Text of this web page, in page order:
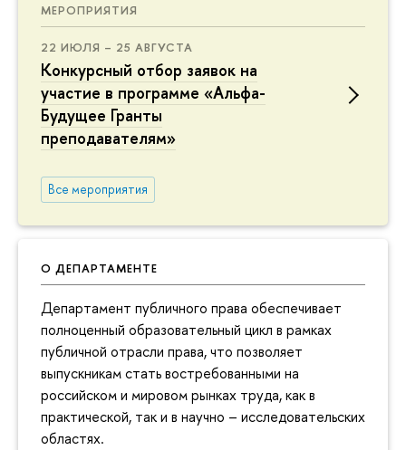
МЕРОПРИЯТИЯ
22 ИЮЛЯ – 25 АВГУСТА
Конкурсный отбор заявок на
участие в программе «Альфа-
Будущее Гранты
преподавателям»
Все мероприятия
О ДЕПАРТАМЕНТЕ
Департамент публичного права обеспечивает
полноценный образовательный цикл в рамках
публичной отрасли права, что позволяет
выпускникам стать востребованными на
российском и мировом рынках труда, как в
практической, так и в научно – исследовательских
областях.